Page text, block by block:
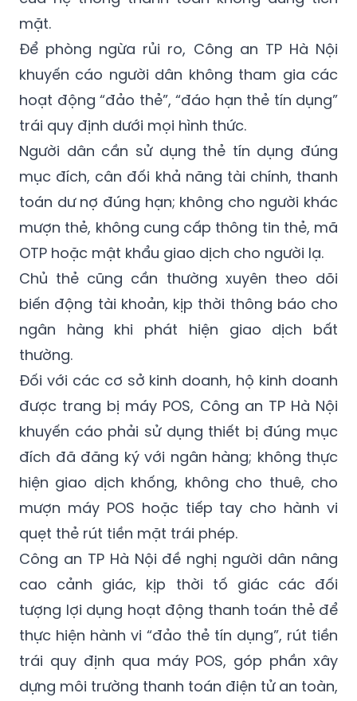
mặt.
Để phòng ngừa rủi ro, Công an TP Hà Nội
khuyến cáo người dân không tham gia các
hoạt động “đảo thẻ”, “đáo hạn thẻ tín dụng”
trái quy định dưới mọi hình thức.
Người dân cần sử dụng thẻ tín dụng đúng
mục đích, cân đối khả năng tài chính, thanh
toán dư nợ đúng hạn; không cho người khác
mượn thẻ, không cung cấp thông tin thẻ, mã
OTP hoặc mật khẩu giao dịch cho người lạ.
Chủ thẻ cũng cần thường xuyên theo dõi
biến động tài khoản, kịp thời thông báo cho
ngân hàng khi phát hiện giao dịch bất
thường.
Đối với các cơ sở kinh doanh, hộ kinh doanh
được trang bị máy POS, Công an TP Hà Nội
khuyến cáo phải sử dụng thiết bị đúng mục
đích đã đăng ký với ngân hàng; không thực
hiện giao dịch khống, không cho thuê, cho
mượn máy POS hoặc tiếp tay cho hành vi
quẹt thẻ rút tiền mặt trái phép.
Công an TP Hà Nội đề nghị người dân nâng
cao cảnh giác, kịp thời tố giác các đối
tượng lợi dụng hoạt động thanh toán thẻ để
thực hiện hành vi “đảo thẻ tín dụng”, rút tiền
trái quy định qua máy POS, góp phần xây
dựng môi trường thanh toán điện tử an toàn,